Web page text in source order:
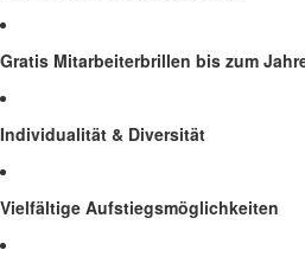
Gratis Mitarbeiterbrillen bis zum
Individualität & Diversität
Vielfältige Aufstiegsmöglichkeiten